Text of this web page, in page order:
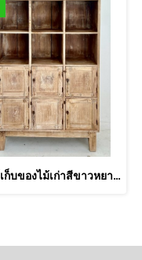
ตู้โชว์เก็บของไม้เก่าสีขาวหยาบที่เก็บของแบ่งหลายช่อง